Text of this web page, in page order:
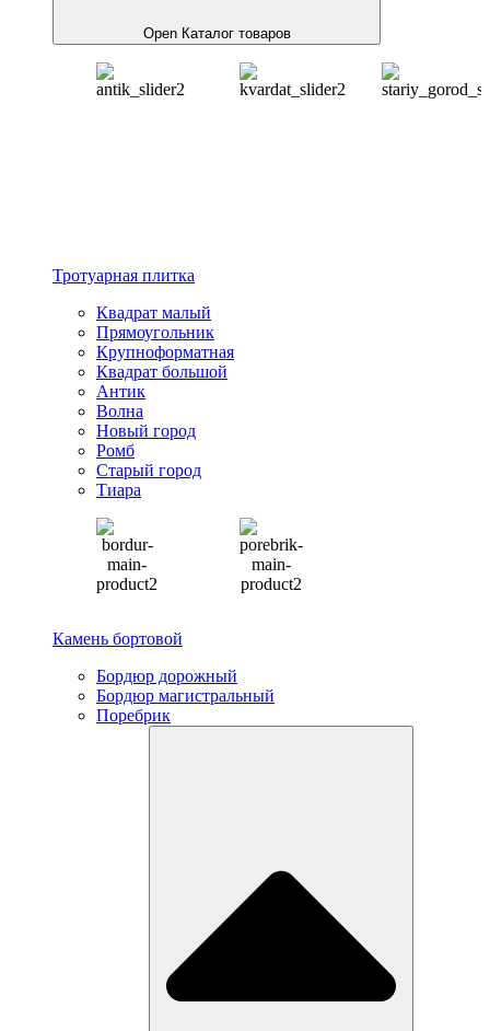
Open Каталог товаров
Тротуарная плитка
Квадрат малый
Прямоугольник
Крупноформатная
Квадрат большой
Антик
Волна
Новый город
Ромб
Старый город
Тиара
Камень бортовой
Бордюр дорожный
Бордюр магистральный
Поребрик